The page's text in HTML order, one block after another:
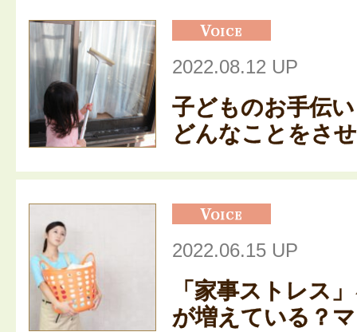
2022.08.12 UP
子どものお手伝
どんなことをさ
2022.06.15 UP
「家事ストレス
が増えている？